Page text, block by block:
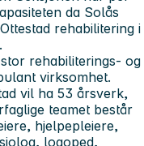
da Solås
rehabilitering i
rehabiliterings- og
virksomhet.
vil ha 53 årsverk,
teamet består
hjelpepleiere,
logoped,